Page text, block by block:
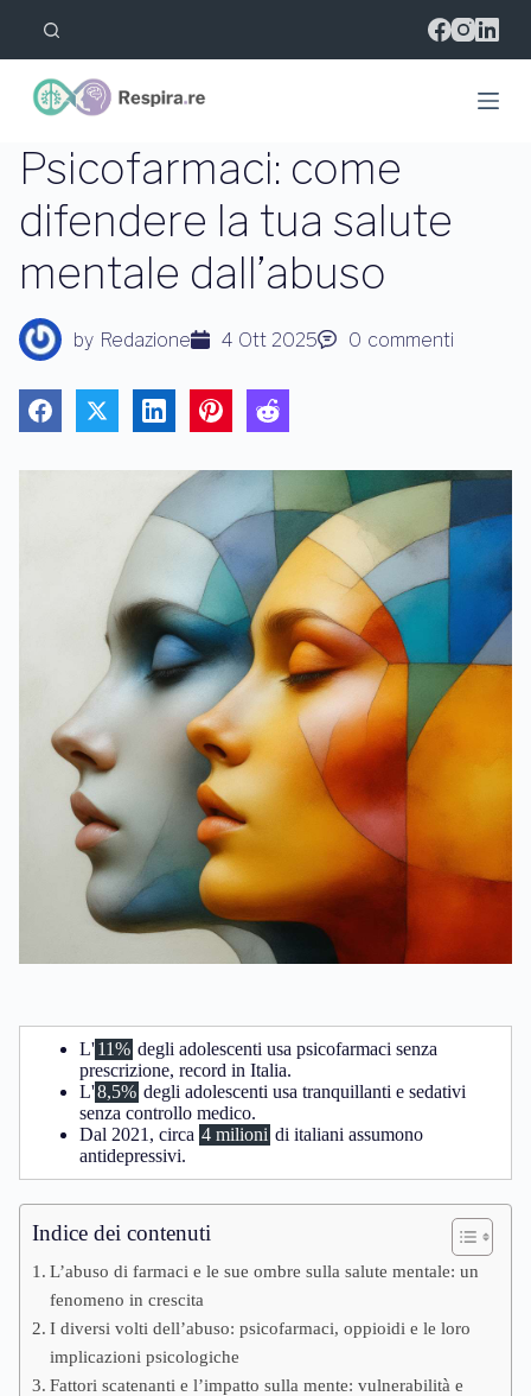
l
l
c
n
t
t
o
Psicofarmaci: come
difendere la tua salute
mentale dall’abuso
by Redazione 4 Ott 2025 0 commenti
L'11% degli adolescenti usa psicofarmaci senza
prescrizione, record in Italia.
L'8,5% degli adolescenti usa tranquillanti e sedativi
senza controllo medico.
Dal 2021, circa 4 milioni di italiani assumono
antidepressivi.
Indice dei contenuti
L’abuso di farmaci e le sue ombre sulla salute mentale: un
fenomeno in crescita
I diversi volti dell’abuso: psicofarmaci, oppioidi e le loro
implicazioni psicologiche
Fattori scatenanti e l’impatto sulla mente: vulnerabilità e